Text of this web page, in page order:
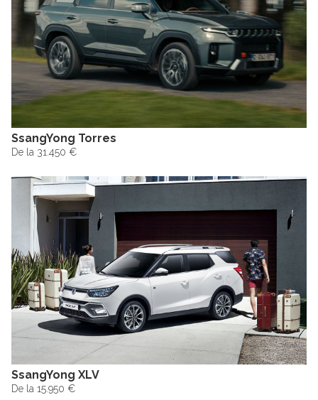
SsangYong Torres
De la 31.450 €
SsangYong XLV
De la 15.950 €